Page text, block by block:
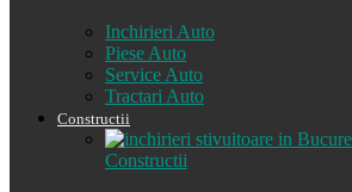
Inchirieri Auto
Piese Auto
Service Auto
Tractari Auto
Constructii
Constructii